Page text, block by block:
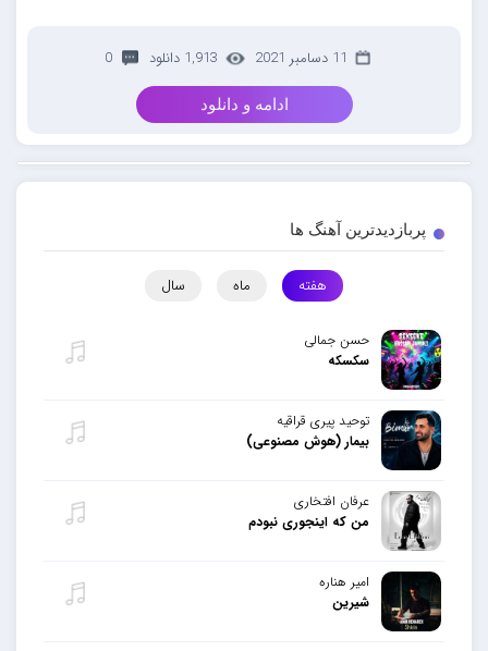
11 دسامبر 2021 1,913 دانلود 0
ادامه و دانلود
پربازدیدترین آهنگ ها
هفته ماه سال
حسن جمالی
سکسکه
توحید پیری قراقیه
بیمار (هوش مصنوعی)
عرفان افتخاری
من که اینجوری نبودم
امیر هناره
شیرین